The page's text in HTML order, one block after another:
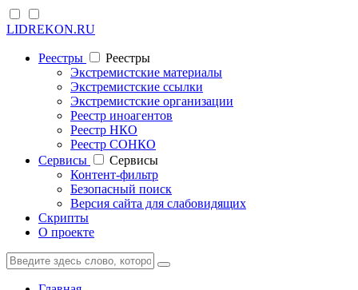
LIDREKON.RU
Реестры
Реестры
Экстремистские материалы
Экстремистские ссылки
Экстремистские организации
Реестр иноагентов
Реестр НКО
Реестр СОНКО
Cервисы
Cервисы
Контент-фильтр
Безопасный поиск
Версия сайта для слабовидящих
Скрипты
О проекте